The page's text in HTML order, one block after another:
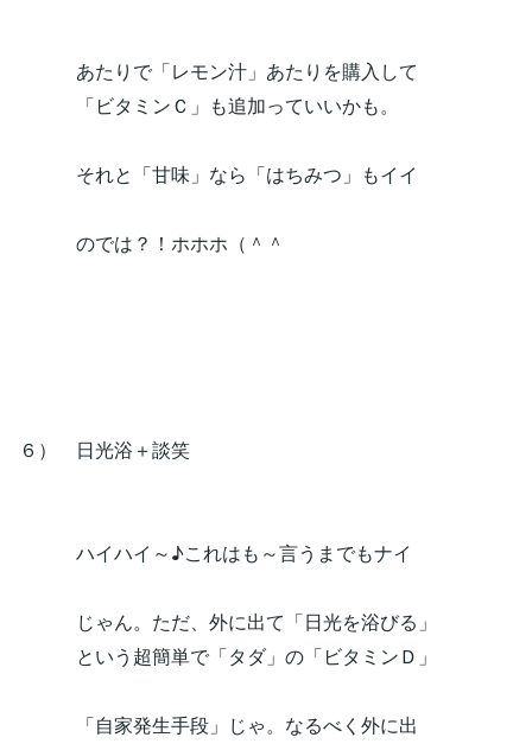
あたりで「レモン汁」あたりを購入して
「ビタミンＣ」も追加っていいかも。
それと「甘味」なら「はちみつ」もイイ
のでは？！ホホホ（＾＾
６） 日光浴＋談笑
ハイハイ～♪これはも～言うまでもナイ
じゃん。ただ、外に出て「日光を浴びる」
という超簡単で「タダ」の「ビタミンＤ」
「自家発生手段」じゃ。なるべく外に出